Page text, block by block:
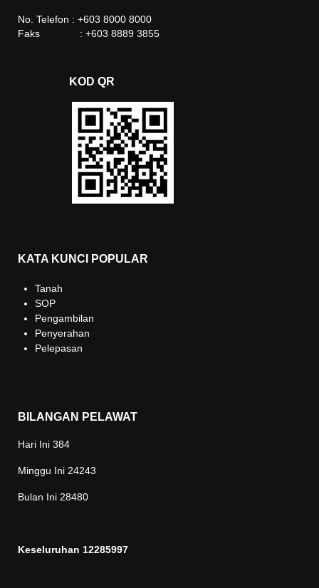
No. Telefon : +603 8000 8000
Faks : +603 8889 3855
KOD QR
KATA KUNCI POPULAR
Tanah
SOP
Pengambilan
Penyerahan
Pelepasan
BILANGAN PELAWAT
Hari Ini 384
Minggu Ini 24243
Bulan Ini 28480
Keseluruhan 12285997